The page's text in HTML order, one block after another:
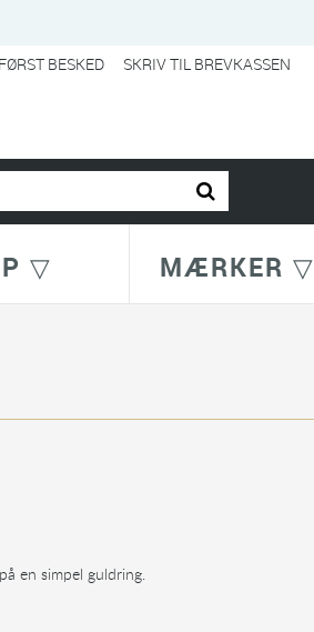
BESKED
SKRIV TIL BREVKASSEN
▽ MÆRKER ▽
en simpel guldring.